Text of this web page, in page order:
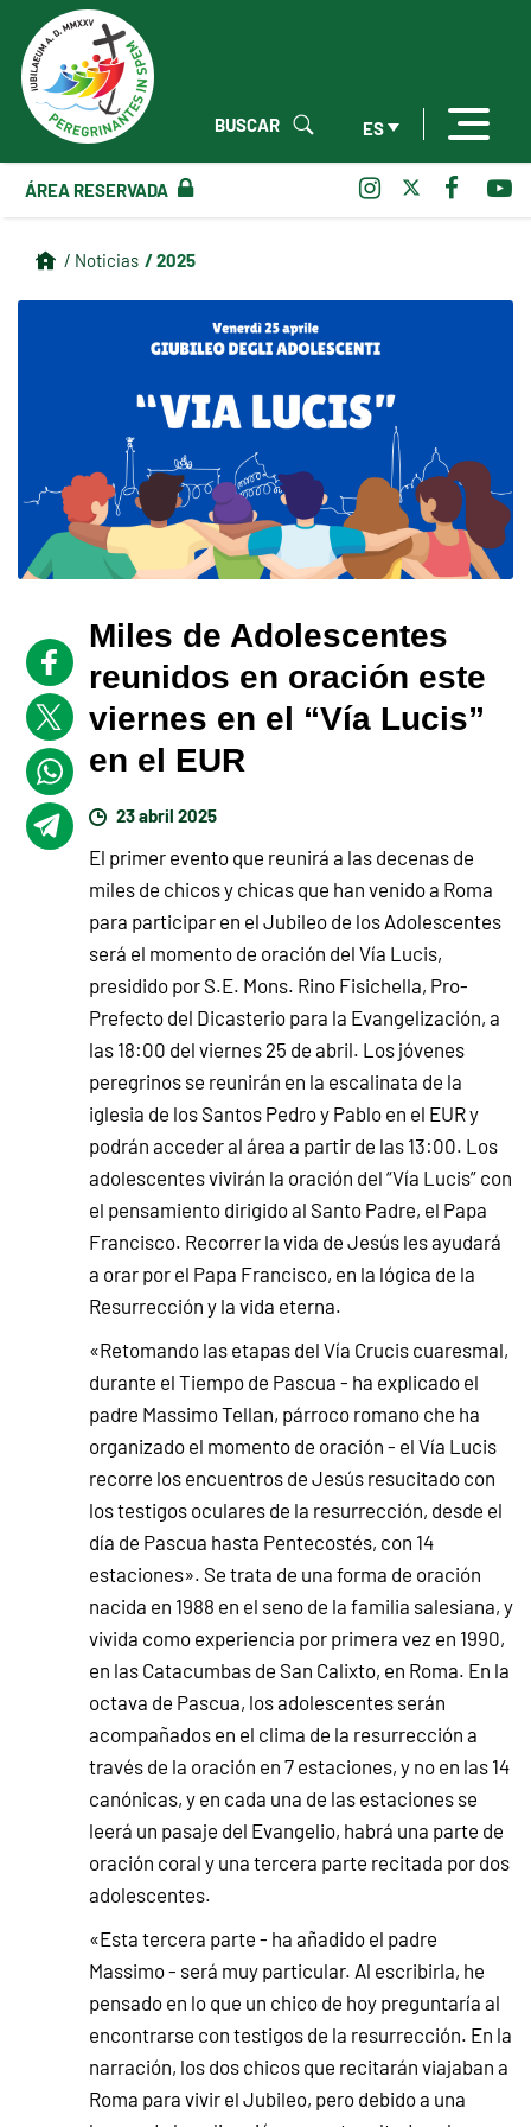
ES
BUSCAR
ÁREA RESERVADA
/ Noticias / 2025
Miles de Adolescentes
reunidos en oración este
viernes en el “Vía Lucis”
en el EUR
23 abril 2025
El primer evento que reunirá a las decenas de
miles de chicos y chicas que han venido a Roma
para participar en el Jubileo de los Adolescentes
será el momento de oración del Vía Lucis,
presidido por S.E. Mons. Rino Fisichella, Pro-
Prefecto del Dicasterio para la Evangelización, a
las 18:00 del viernes 25 de abril. Los jóvenes
peregrinos se reunirán en la escalinata de la
iglesia de los Santos Pedro y Pablo en el EUR y
podrán acceder al área a partir de las 13:00. Los
adolescentes vivirán la oración del “Vía Lucis” con
el pensamiento dirigido al Santo Padre, el Papa
Francisco. Recorrer la vida de Jesús les ayudará
a orar por el Papa Francisco, en la lógica de la
Resurrección y la vida eterna.
«Retomando las etapas del Vía Crucis cuaresmal,
durante el Tiempo de Pascua - ha explicado el
padre Massimo Tellan, párroco romano che ha
organizado el momento de oración - el Vía Lucis
recorre los encuentros de Jesús resucitado con
los testigos oculares de la resurrección, desde el
día de Pascua hasta Pentecostés, con 14
estaciones». Se trata de una forma de oración
nacida en 1988 en el seno de la familia salesiana, y
vivida como experiencia por primera vez en 1990,
en las Catacumbas de San Calixto, en Roma. En la
octava de Pascua, los adolescentes serán
acompañados en el clima de la resurrección a
través de la oración en 7 estaciones, y no en las 14
canónicas, y en cada una de las estaciones se
leerá un pasaje del Evangelio, habrá una parte de
oración coral y una tercera parte recitada por dos
adolescentes.
«Esta tercera parte - ha añadido el padre
Massimo - será muy particular. Al escribirla, he
pensado en lo que un chico de hoy preguntaría al
encontrarse con testigos de la resurrección. En la
narración, los dos chicos que recitarán viajaban a
Roma para vivir el Jubileo, pero debido a una